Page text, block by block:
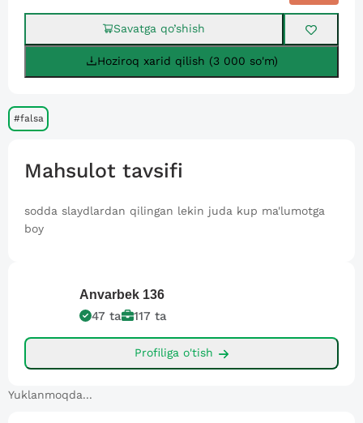
Savatga qo’shish
Hoziroq xarid qilish (3 000 so'm)
#falsa
Mahsulot tavsifi
sodda slaydlardan qilingan lekin juda kup ma'lumotga
boy
Anvarbek 136
47 ta 117 ta
Profiliga o'tish
Yuklanmoqda...